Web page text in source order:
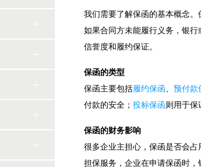
我们需要了解保函的基本概念
如果合同方未能履行义务，银
信誉度和履约保证。
保函的类型
保函主要包括履约保函 预付款
付款的安全； 投标保函则用于保
保函的财务影响
很多企业主担心，保函是否会
担保服务，企业在申请保函时